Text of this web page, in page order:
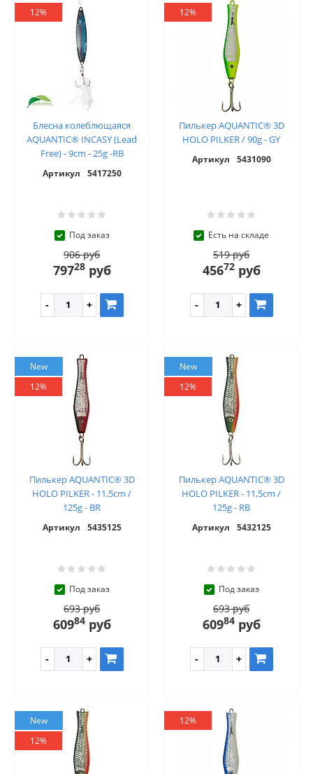
12%
Блесна колеблющаяся
AQUANTIC® INCASY (Lead
Free) - 9cm - 25g -RB
Артикул 5417250
Под заказ
906 руб
79728руб
12%
Пилькер AQUANTIC® 3D
HOLO PILKER / 90g - GY
Артикул 5431090
Есть на складе
519 руб
45672руб
New
12%
Пилькер AQUANTIC® 3D
HOLO PILKER - 11,5cm /
125g - BR
Артикул 5435125
Под заказ
693 руб
60984руб
New
12%
Пилькер AQUANTIC® 3D
HOLO PILKER - 11,5cm /
125g - RB
Артикул 5432125
Под заказ
693 руб
60984руб
New
12%
12%